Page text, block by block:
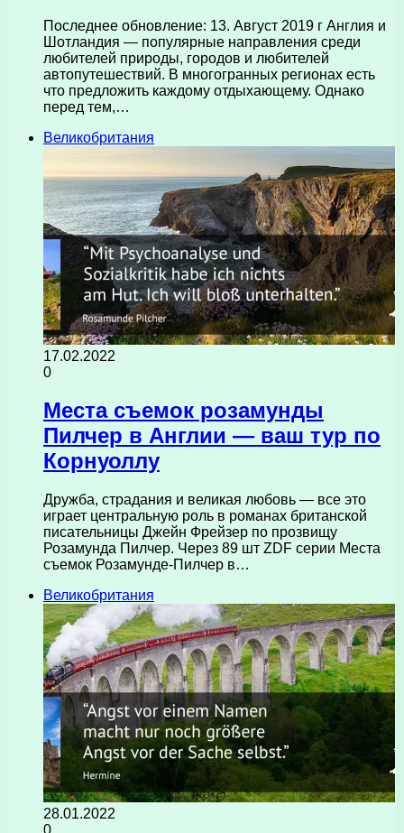
Последнее обновление: 13. Август 2019 г Англия и
Шотландия — популярные направления среди
любителей природы, городов и любителей
автопутешествий. В многогранных регионах есть
что предложить каждому отдыхающему. Однако
перед тем,…
Великобритания
17.02.2022
0
Места съемок розамунды
Пилчер в Англии — ваш тур по
Корнуоллу
Дружба, страдания и великая любовь — все это
играет центральную роль в романах британской
писательницы Джейн Фрейзер по прозвищу
Розамунда Пилчер. Через 89 шт ZDF серии Места
съемок Розамунде-Пилчер в…
Великобритания
28.01.2022